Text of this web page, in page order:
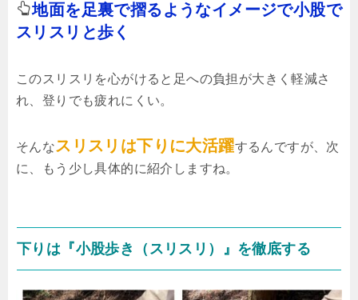
地面を足裏で摺るようなイメージで小股で
スリスリと歩く
このスリスリを心がけると足への負担が大きく軽減さ
れ、登りでも疲れにくい。
そんなスリスリは下りに大活躍するんですが、次
に、もう少し具体的に紹介しますね。
下りは『小股歩き（スリスリ）』を徹底する